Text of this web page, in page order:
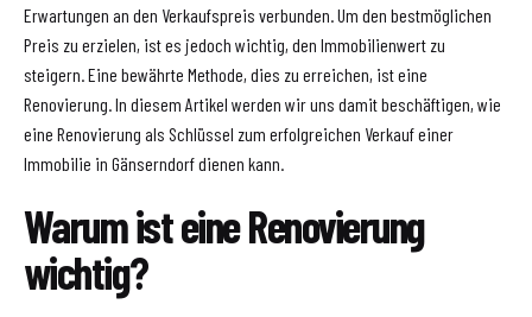
Erwartungen an den Verkaufspreis verbunden. Um den bestmöglichen
Preis zu erzielen, ist es jedoch wichtig, den Immobilienwert zu
steigern. Eine bewährte Methode, dies zu erreichen, ist eine
Renovierung. In diesem Artikel werden wir uns damit beschäftigen, wie
eine Renovierung als Schlüssel zum erfolgreichen Verkauf einer
Immobilie in Gänserndorf dienen kann.
Warum ist eine Renovierung
wichtig?